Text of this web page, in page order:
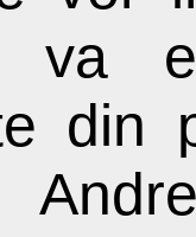
va
din